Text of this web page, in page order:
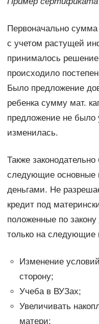
Первоначально
с учетом растущей
принималось
происходило
Было предложение
ребенка сумму мат.
предложение не было
изменилась.
Также
следующие основные
деньгами. Не
кредит под
положенные по
только на следующие
Изменение
сторону;
Учеба в ВУЗах;
Увеличивать
матери;